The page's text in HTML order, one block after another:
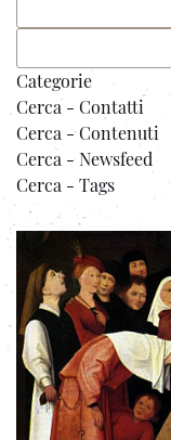
Categorie
Cerca - Contatti
Cerca - Contenuti
Cerca - Newsfeed
Cerca - Tags